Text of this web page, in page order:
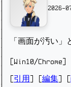
2026-
「画面が汚い
[Win10/Chrome]
引用 編集